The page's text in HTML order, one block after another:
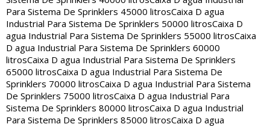
Para Sistema De Sprinklers 45000 litrosCaixa D agua
Industrial Para Sistema De Sprinklers 50000 litrosCaixa D
agua Industrial Para Sistema De Sprinklers 55000 litrosCaixa
D agua Industrial Para Sistema De Sprinklers 60000
litrosCaixa D agua Industrial Para Sistema De Sprinklers
65000 litrosCaixa D agua Industrial Para Sistema De
Sprinklers 70000 litrosCaixa D agua Industrial Para Sistema
De Sprinklers 75000 litrosCaixa D agua Industrial Para
Sistema De Sprinklers 80000 litrosCaixa D agua Industrial
Para Sistema De Sprinklers 85000 litrosCaixa D agua